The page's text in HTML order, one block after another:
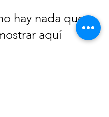
hay nada que
aquí